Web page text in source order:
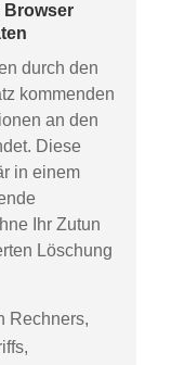
Browser
durch den
kommenden
an den
Diese
in einem
Ihr Zutun
Löschung
Rechners,